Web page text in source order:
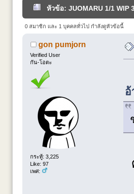
หัวข้อ: JUOMARU 1/1 WIP
0 สมาชิก และ 1 บุคคลทั่วไป กำลังดูหัวข้อนี้
gon pumjorn
Verified User
กัน-โอตะ
กระทู้: 3,225
Like: 97
เพศ:
อ้